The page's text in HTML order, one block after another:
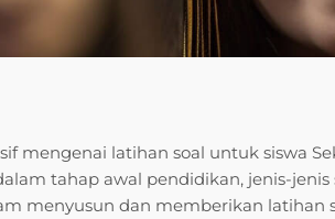
mengenai latihan soal untuk siswa
tahap awal pendidikan, jenis-jenis
menyusun dan memberikan latihan